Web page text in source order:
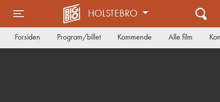
Toggle navigation
HOLSTEBRO
Forsiden Program/billet Kommende Alle film